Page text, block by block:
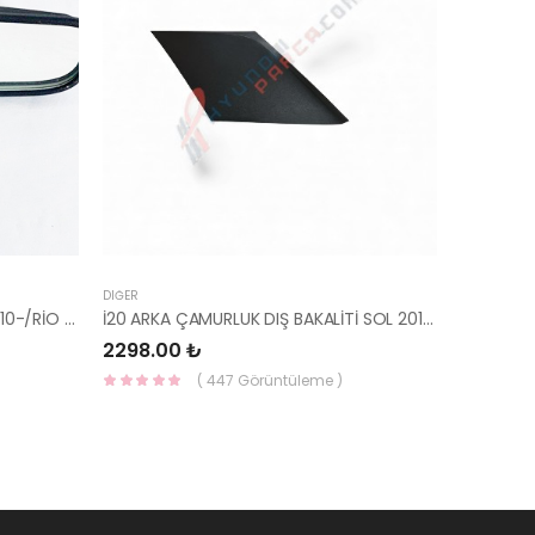
AYNA İÇ BLUE/ELANTRA 11-/CEED 10-/RİO 12-/SPORTAGE 11- 85101-3X100-HMC
DIĞER
İ20 ARKA ÇAMURLUK DIŞ BAKALİTİ SOL 2015- ( PARLAK SİYAH ) 87360-C8000-YS
2298.00 ₺
( 447 Görüntüleme )